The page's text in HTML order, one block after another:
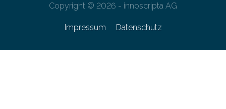
Copyright © 2026 - innoscripta AG
Impressum Datenschutz